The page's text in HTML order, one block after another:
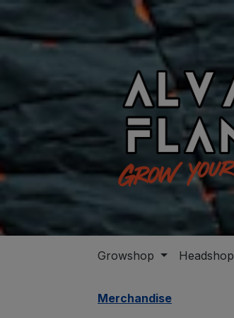
Zur Hauptnavigation springen
Growshop Headshop
Merchandise